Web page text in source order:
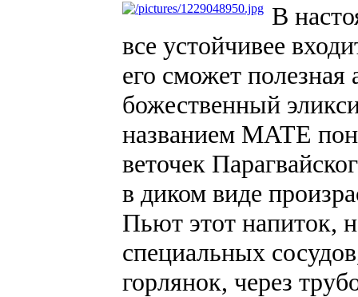
В
все устойчивее
его сможет полезная
божественный
названием МАТЕ
веточек
в диком виде
Пьют этот напиток,
специальных
горлянок, через